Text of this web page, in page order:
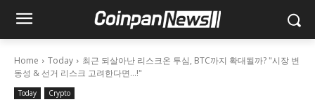
Home Today
최근 되살아난 리스크온 투심, BTC까지 확대될까? "시장 변
동성 & 선거 리스크 고려한다면…!"
Today Crypto